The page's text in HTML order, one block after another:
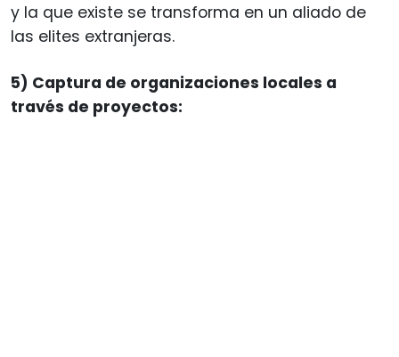
y la que existe se transforma en un aliado de
las elites extranjeras.
5) Captura de organizaciones locales a
través de proyectos: